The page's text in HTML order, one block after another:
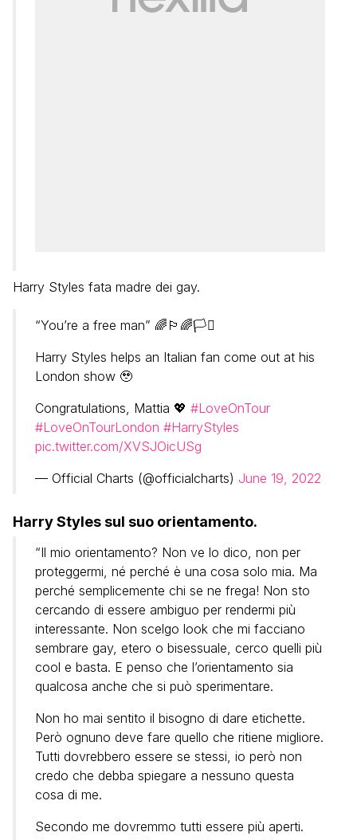
Harry Styles fata madre dei gay.
“You’re a free man” 🌈🏳️‍🌈🏳️‍⚧️
Harry Styles helps an Italian fan come out at his
London show 🥹
Congratulations, Mattia 💖 #LoveOnTour
#LoveOnTourLondon #HarryStyles
pic.twitter.com/XVSJOicUSg
— Official Charts (@officialcharts) June 19, 2022
Harry Styles sul suo orientamento.
“Il mio orientamento? Non ve lo dico, non per
proteggermi, né perché è una cosa solo mia. Ma
perché semplicemente chi se ne frega! Non sto
cercando di essere ambiguo per rendermi più
interessante. Non scelgo look che mi facciano
sembrare gay, etero o bisessuale, cerco quelli più
cool e basta. E penso che l’orientamento sia
qualcosa anche che si può sperimentare.
Non ho mai sentito il bisogno di dare etichette.
Però ognuno deve fare quello che ritiene migliore.
Tutti dovrebbero essere se stessi, io però non
credo che debba spiegare a nessuno questa
cosa di me.
Secondo me dovremmo tutti essere più aperti.